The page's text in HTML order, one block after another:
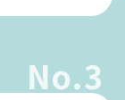
No.3